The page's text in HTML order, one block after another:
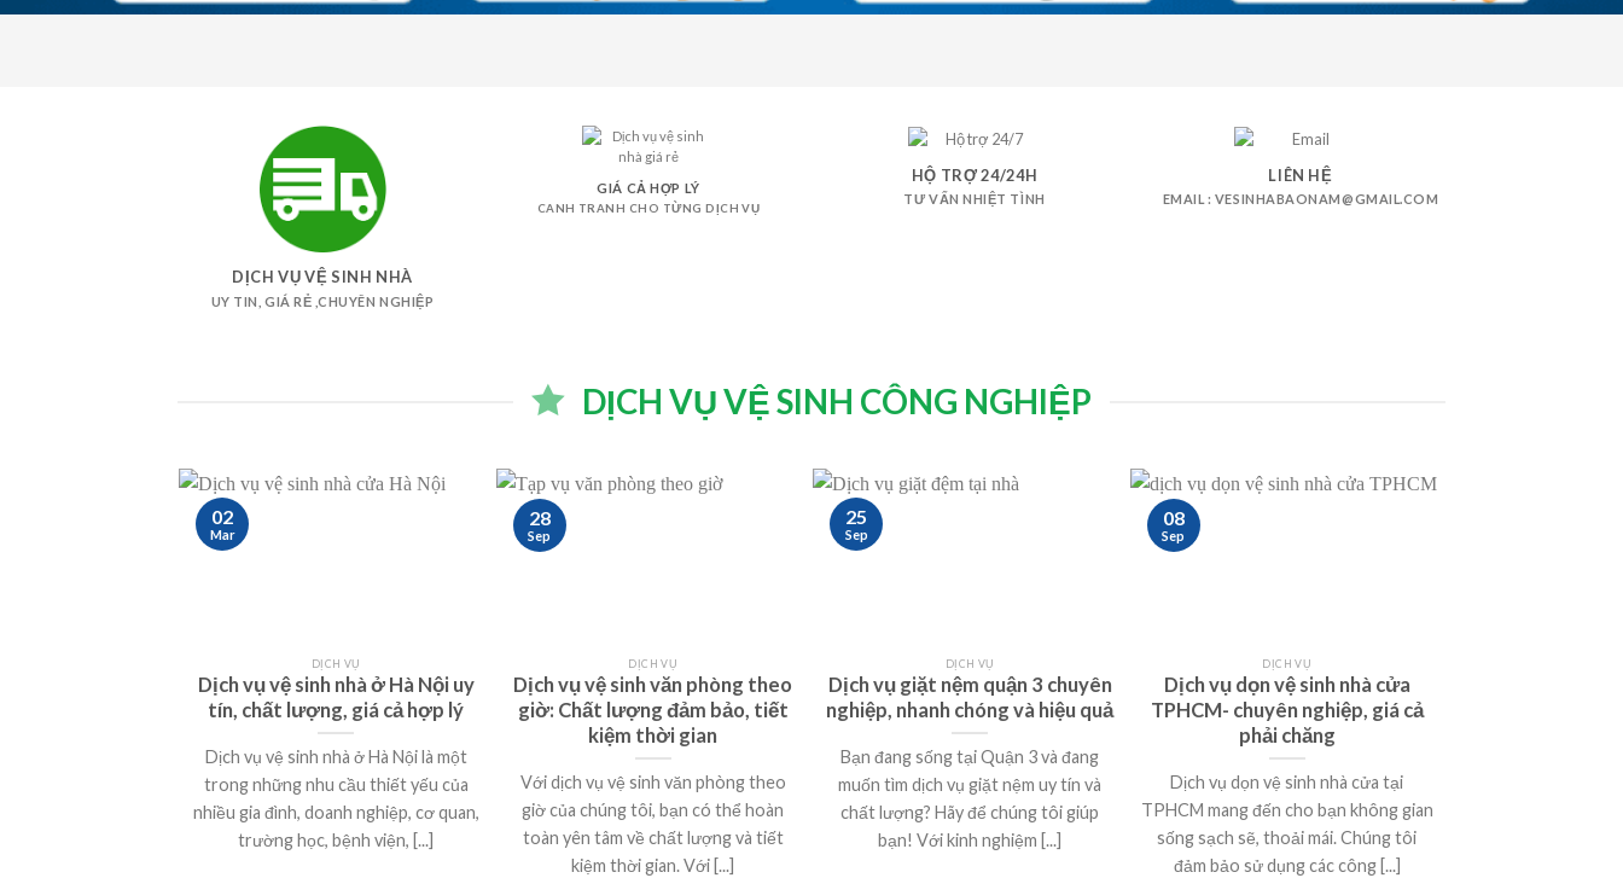
DỊCH VỤ VỆ SINH NHÀ
UY TIN, GIÁ RẺ ,CHUYÊN NGHIỆP
GIÁ CẢ HỢP LÝ
CANH TRANH CHO TỪNG DỊCH VỤ
HỘ TRỢ 24/24H
TƯ VẤN NHIỆT TÌNH
LIÊN HỆ
EMAIL : VESINHABAONAM@GMAIL.COM
DỊCH VỤ VỆ SINH CÔNG NGHIỆP
DỊCH VỤ
Dịch vụ vệ sinh nhà ở Hà Nội uy
tín, chất lượng, giá cả hợp lý
Dịch vụ vệ sinh nhà ở Hà Nội là một
trong những nhu cầu thiết yếu của
nhiều gia đình, doanh nghiệp, cơ quan,
trường học, bệnh viện, [...]
02
Mar
DỊCH VỤ
Dịch vụ vệ sinh văn phòng theo
giờ: Chất lượng đảm bảo, tiết
kiệm thời gian
Với dịch vụ vệ sinh văn phòng theo
giờ của chúng tôi, bạn có thể hoàn
toàn yên tâm về chất lượng và tiết
kiệm thời gian. Với [...]
28
Sep
DỊCH VỤ
Dịch vụ giặt nệm quận 3 chuyên
nghiệp, nhanh chóng và hiệu quả
Bạn đang sống tại Quận 3 và đang
muốn tìm dịch vụ giặt nệm uy tín và
chất lượng? Hãy để chúng tôi giúp
bạn! Với kinh nghiệm [...]
25
Sep
DỊCH VỤ
Dịch vụ dọn vệ sinh nhà cửa
TPHCM- chuyên nghiệp, giá cả
phải chăng
Dịch vụ dọn vệ sinh nhà cửa tại
TPHCM mang đến cho bạn không gian
sống sạch sẽ, thoải mái. Chúng tôi
đảm bảo sử dụng các công [...]
08
Sep